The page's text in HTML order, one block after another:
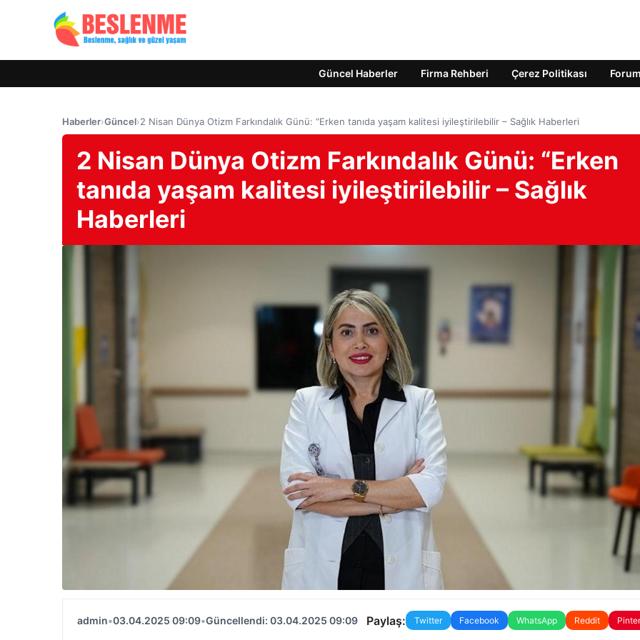
Güncel Haberler Firma Rehberi Çerez Politikası Forum
Haberler›Güncel›2 Nisan Dünya Otizm Farkındalık Günü: “Erken tanıda yaşam kalitesi iyileştirilebilir – Sağlık Haberleri
2 Nisan Dünya Otizm Farkındalık Günü: “Erken
tanıda yaşam kalitesi iyileştirilebilir – Sağlık
Haberleri
admin•03.04.2025 09:09•Güncellendi: 03.04.2025 09:09 Paylaş: Twitter Facebook WhatsApp Reddit